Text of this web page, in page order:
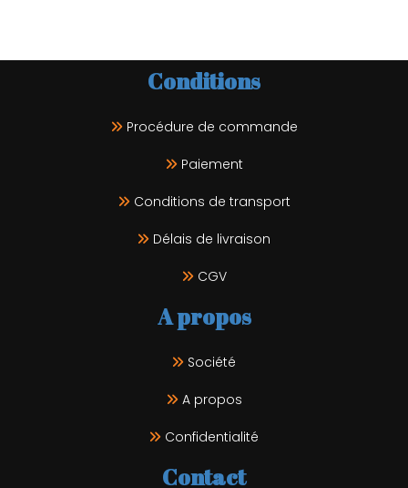
Conditions
Procédure de commande
Paiement
Conditions de transport
Délais de livraison
CGV
A propos
Société
A propos
Confidentialité
Contact